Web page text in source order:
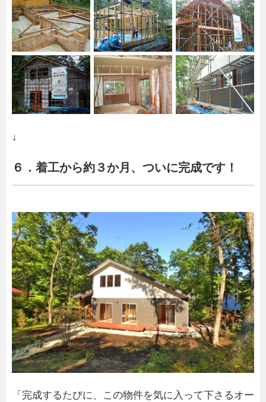
↓
６．着工から約３か月、ついに完成です！
「完成するたびに、この物件を気に入って下さるオー